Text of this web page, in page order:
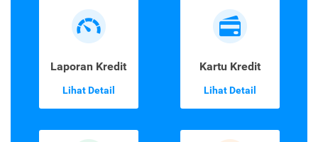
Laporan Kredit
Lihat Detail
Kartu Kredit
Lihat Detail